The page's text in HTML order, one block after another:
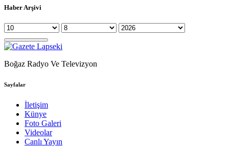
Haber Arşivi
Boğaz Radyo Ve Televizyon
Sayfalar
İletişim
Künye
Foto Galeri
Videolar
Canlı Yayın